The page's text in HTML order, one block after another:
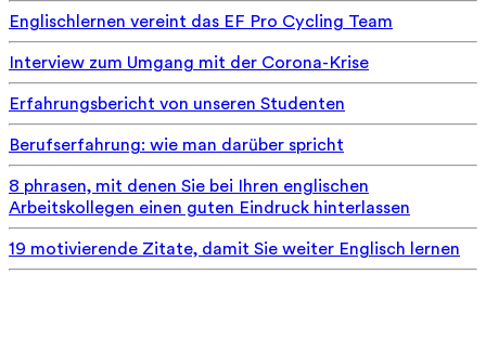
Englischlernen vereint das EF Pro Cycling Team
Interview zum Umgang mit der Corona-Krise
Erfahrungsbericht von unseren Studenten
Berufserfahrung: wie man darüber spricht
8 phrasen, mit denen Sie bei Ihren englischen
Arbeitskollegen einen guten Eindruck hinterlassen
19 motivierende Zitate, damit Sie weiter Englisch lernen